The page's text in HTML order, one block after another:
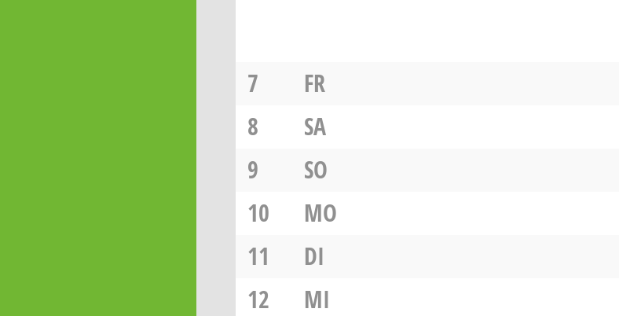
7
FR
8
SA
9
SO
10
MO
11
DI
12
MI